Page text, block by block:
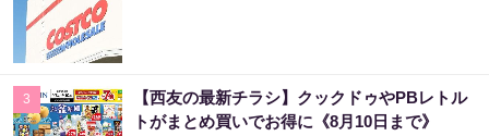
3
【西友の最新チラシ】クックドゥやPBレトル
トがまとめ買いでお得に《8月10日まで》